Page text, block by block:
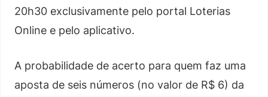
20h30 exclusivamente pelo portal Loterias
Online e pelo aplicativo.
A probabilidade de acerto para quem faz uma
aposta de seis números (no valor de R$ 6) da